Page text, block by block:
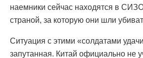
наемники сейчас находятся в
страной, за которую они шли
Ситуация с этими «солдатами
запутанная. Китай официально не